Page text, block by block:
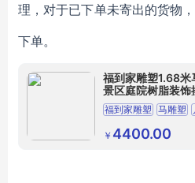
理，对于已下单未寄出的货物
下单。
福到家雕塑1.68米
景区庭院树脂装饰
福到家雕塑 马雕塑
装饰摆件
￥ 4400.00